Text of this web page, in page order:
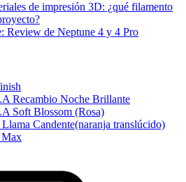
de impresión 3D: ¿qué filamento
Review de Neptune 4 y 4 Pro
Recambio Noche Brillante
Soft Blossom (Rosa)
Candente(naranja translúcido)
Max